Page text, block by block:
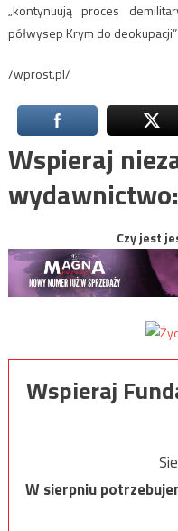
„kontynuują proces
półwysep Krym do deokupacji”
/wprost.pl/
Wspieraj
wydawnictwo:
Czy jest
Wspieraj
W sierpniu